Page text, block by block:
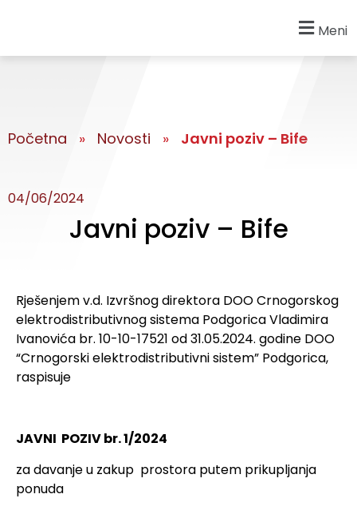
Meni
Početna » Novosti » Javni poziv – Bife
04/06/2024
Javni poziv – Bife
Rješenjem v.d. Izvršnog direktora DOO Crnogorskog
elektrodistributivnog sistema Podgorica Vladimira
Ivanovića br. 10-10-17521 od 31.05.2024. godine DOO
“Crnogorski elektrodistributivni sistem” Podgorica,
raspisuje
JAVNI POZIV br. 1/2024
za davanje u zakup prostora putem prikupljanja
ponuda